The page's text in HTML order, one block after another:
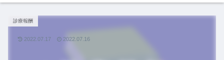
診療報酬
2022.07.17 2022.07.16